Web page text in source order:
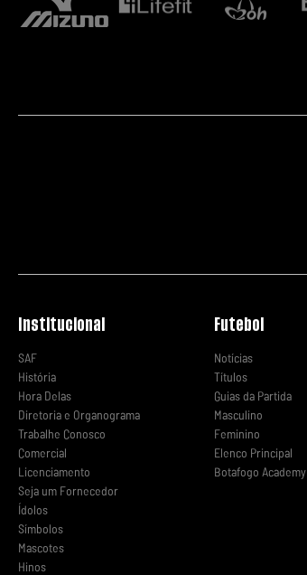
Institucional
SAF
História
Hora Delas
Diretoria e Organograma
Trabalhe Conosco
Comercial
Licenciamento
Seja um Fornecedor
Ídolos
Símbolos
Mascotes
Hinos
Futebol
Notícias
Títulos
Guias da Partida
Masculino
Feminino
Elenco Principal
Botafogo Academy